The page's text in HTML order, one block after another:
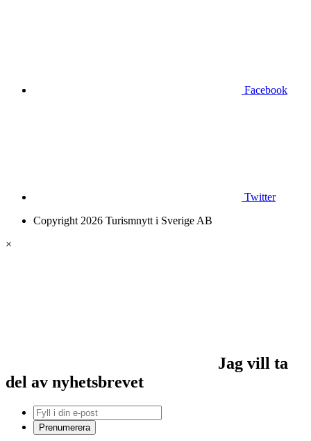
Facebook
Twitter
Copyright 2026 Turismnytt i Sverige AB
×
Jag vill ta
del av nyhetsbrevet
Prenumerera